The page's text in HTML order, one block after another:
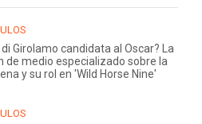
Girolamo candidata al Oscar? La
de medio especializado sobre la
y su rol en 'Wild Horse Nine'